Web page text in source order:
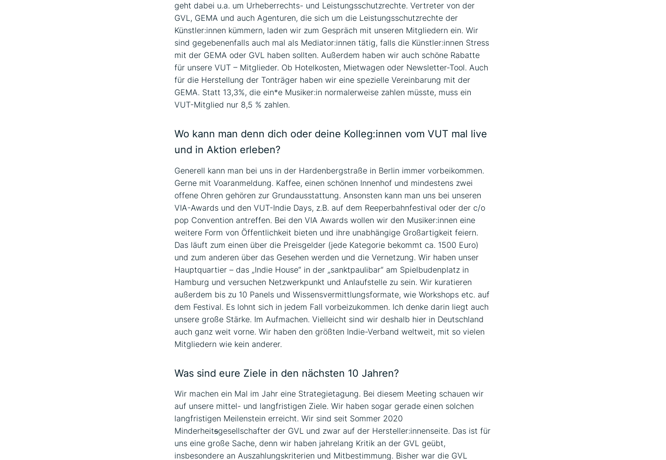
geht dabei u.a. um Urheberrechts- und Leistungsschutzrechte. Vertreter von der
GVL, GEMA und auch Agenturen, die sich um die Leistungsschutzrechte der
Künstler:innen kümmern, laden wir zum Gespräch mit unseren Mitgliedern ein. Wir
sind gegebenenfalls auch mal als Mediator:innen tätig, falls die Künstler:innen Stress
mit der GEMA oder GVL haben sollten. Außerdem haben wir auch schöne Rabatte
für unsere VUT – Mitglieder. Ob Hotelkosten, Mietwagen oder Newsletter-Tool. Auch
für die Herstellung der Tonträger haben wir eine spezielle Vereinbarung mit der
GEMA. Statt 13,3%, die ein*e Musiker:in normalerweise zahlen müsste, muss ein
VUT-Mitglied nur 8,5 % zahlen.
Wo kann man denn dich oder deine Kolleg:innen vom VUT mal live
und in Aktion erleben?
Generell kann man bei uns in der Hardenbergstraße in Berlin immer vorbeikommen.
Gerne mit Voaranmeldung. Kaffee, einen schönen Innenhof und mindestens zwei
offene Ohren gehören zur Grundausstattung. Ansonsten kann man uns bei unseren
VIA-Awards und den VUT-Indie Days, z.B. auf dem Reeperbahnfestival oder der c/o
pop Convention antreffen. Bei den VIA Awards wollen wir den Musiker:innen eine
weitere Form von Öffentlichkeit bieten und ihre unabhängige Großartigkeit feiern.
Das läuft zum einen über die Preisgelder (jede Kategorie bekommt ca. 1500 Euro)
und zum anderen über das Gesehen werden und die Vernetzung. Wir haben unser
Hauptquartier – das „Indie House“ in der „sanktpaulibar“ am Spielbudenplatz in
Hamburg und versuchen Netzwerkpunkt und Anlaufstelle zu sein. Wir kuratieren
außerdem bis zu 10 Panels und Wissensvermittlungsformate, wie Workshops etc. auf
dem Festival. Es lohnt sich in jedem Fall vorbeizukommen. Ich denke darin liegt auch
unsere große Stärke. Im Aufmachen. Vielleicht sind wir deshalb hier in Deutschland
auch ganz weit vorne. Wir haben den größten Indie-Verband weltweit, mit so vielen
Mitgliedern wie kein anderer.
Was sind eure Ziele in den nächsten 10 Jahren?
Wir machen ein Mal im Jahr eine Strategietagung. Bei diesem Meeting schauen wir
auf unsere mittel- und langfristigen Ziele. Wir haben sogar gerade einen solchen
langfristigen Meilenstein erreicht. Wir sind seit Sommer 2020
Minderheitsgesellschafter der GVL und zwar auf der Hersteller:innenseite. Das ist für
uns eine große Sache, denn wir haben jahrelang Kritik an der GVL geübt,
insbesondere an Auszahlungskriterien und Mitbestimmung. Bisher war die GVL